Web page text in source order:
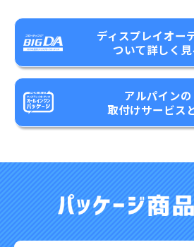
ディスプレイオー
ついて詳しく見
アルパインの
取付けサービス